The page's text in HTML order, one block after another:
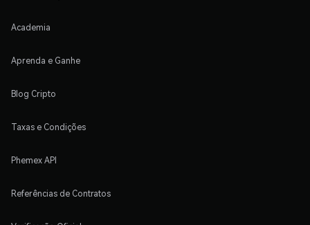
Academia
Aprenda e Ganhe
Blog Cripto
Taxas e Condições
Phemex API
Referências de Contratos